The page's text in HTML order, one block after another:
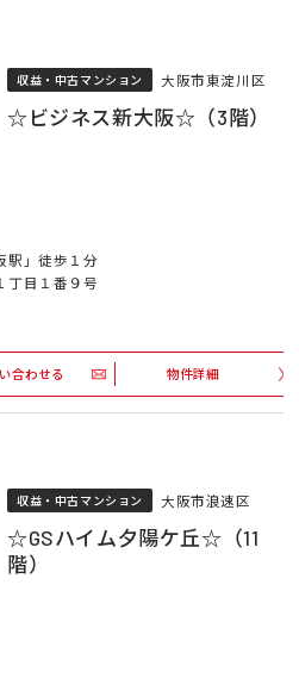
収益・中古マンション 大阪市東淀川区
☆ビジネス新大阪☆（3階）
駅」徒歩１分
丁目１番９号
合わせる 物件詳細
収益・中古マンション 大阪市浪速区
☆GSハイム夕陽ケ丘☆（11
階）